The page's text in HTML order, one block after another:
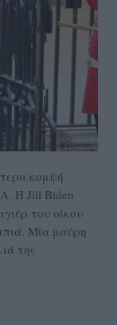
κομψή
Η Jill Biden
του οίκου
Μία μαύρη
της